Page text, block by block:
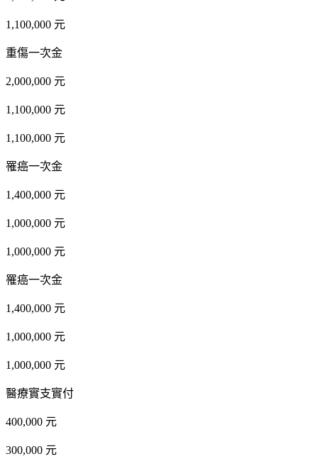
1,100,000 元
重傷一次金
2,000,000 元
1,100,000 元
1,100,000 元
罹癌一次金
1,400,000 元
1,000,000 元
1,000,000 元
罹癌一次金
1,400,000 元
1,000,000 元
1,000,000 元
醫療實支實付
400,000 元
300,000 元